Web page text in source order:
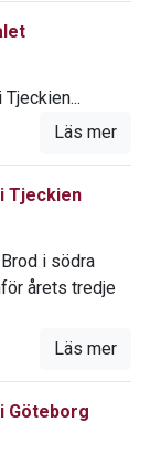
Läs mer
Tjeckien
i södra
årets tredje
Läs mer
Göteborg